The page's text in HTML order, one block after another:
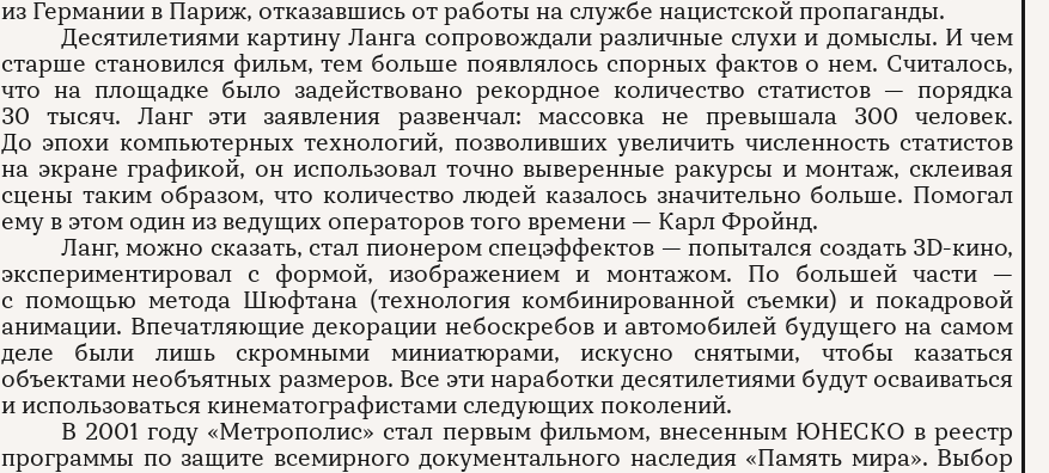
из Германии в Париж, отказавшись от работы на службе нацистской пропаганды.
Десятилетиями картину Ланга сопровождали различные слухи и домыслы. И чем
старше становился фильм, тем больше появлялось спорных фактов о нем. Считалось,
что на площадке было задействовано рекордное количество статистов — порядка
30 тысяч. Ланг эти заявления развенчал: массовка не превышала 300 человек.
До эпохи компьютерных технологий, позволивших увеличить численность статистов
на экране графикой, он использовал точно выверенные ракурсы и монтаж, склеивая
сцены таким образом, что количество людей казалось значительно больше. Помогал
ему в этом один из ведущих операторов того времени — Карл Фройнд.
Ланг, можно сказать, стал пионером спецэффектов — попытался создать 3D-кино,
экспериментировал с формой, изображением и монтажом. По большей части —
с помощью метода Шюфтана (технология комбинированной съемки) и покадровой
анимации. Впечатляющие декорации небоскребов и автомобилей будущего на самом
деле были лишь скромными миниатюрами, искусно снятыми, чтобы казаться
объектами необъятных размеров. Все эти наработки десятилетиями будут осваиваться
и использоваться кинематографистами следующих поколений.
В 2001 году «Метрополис» стал первым фильмом, внесенным ЮНЕСКО в реестр
программы по защите всемирного документального наследия «Память мира». Выбор